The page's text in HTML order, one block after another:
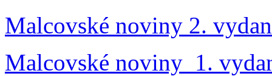
Malcovské noviny 2.
Malcovské noviny 1.